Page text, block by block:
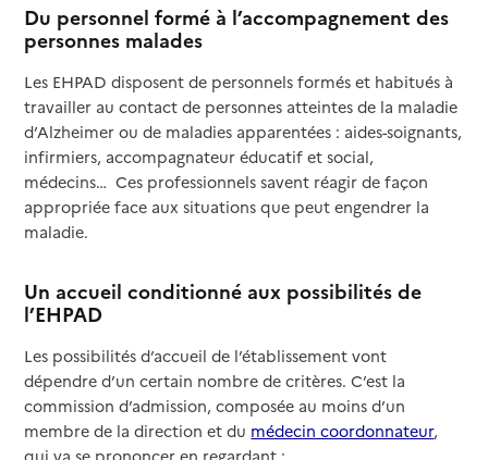
Du personnel formé à l’accompagnement des
personnes malades
Les EHPAD disposent de personnels formés et habitués à
travailler au contact de personnes atteintes de la maladie
d’Alzheimer ou de maladies apparentées : aides-soignants,
infirmiers, accompagnateur éducatif et social,
médecins… Ces professionnels savent réagir de façon
appropriée face aux situations que peut engendrer la
maladie.
Un accueil conditionné aux possibilités de
l’EHPAD
Les possibilités d’accueil de l’établissement vont
dépendre d’un certain nombre de critères. C’est la
commission d’admission, composée au moins d’un
membre de la direction et du médecin coordonnateur,